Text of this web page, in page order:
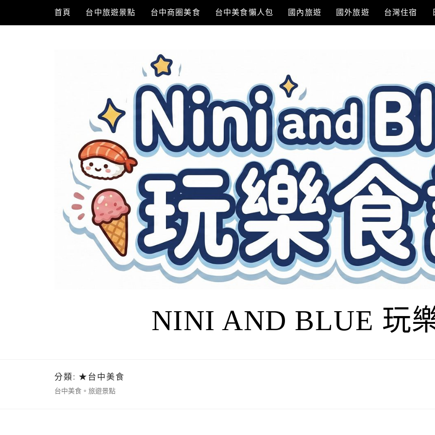
content
首頁 台中旅遊景點 台中商圈美食 台中美食懶人包 國內旅遊 國外旅遊 台灣住宿
NINI AND BLUE 玩
分類: ★台中美食
台中美食。旅遊景點